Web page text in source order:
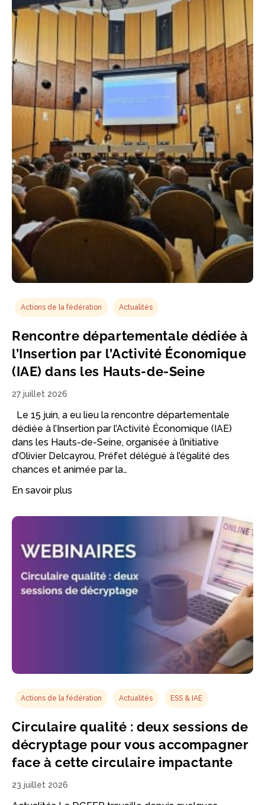
Actions de la fédération Actualités
Rencontre départementale dédiée à
l’Insertion par l’Activité Économique
(IAE) dans les Hauts-de-Seine
27 juillet 2026
Le 15 juin, a eu lieu la rencontre départementale
dédiée à l’Insertion par l’Activité Économique (IAE)
dans les Hauts-de-Seine, organisée à l’initiative
d’Olivier Delcayrou, Préfet délégué à l’égalité des
chances et animée par la…
En savoir plus
Actions de la fédération Actualités ESS & IAE
Circulaire qualité : deux sessions de
décryptage pour vous accompagner
face à cette circulaire impactante
23 juillet 2026